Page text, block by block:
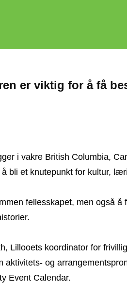
er viktig for å få
i vakre British Columbia,
bli et knutepunkt for kultur,
fellesskapet, men også å
Lillooets koordinator for
og
Event Calendar.